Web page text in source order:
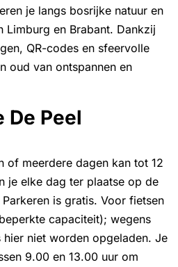
je langs bosrijke natuur en
Limburg en Brabant. Dankzij
QR-codes en sfeervolle
oud van ontspannen en
De Peel
of meerdere dagen kan tot 12
je elke dag ter plaatse op de
is gratis. Voor fietsen
capaciteit); wegens
hier niet worden opgeladen. Je
9.00 en 13.00 uur om